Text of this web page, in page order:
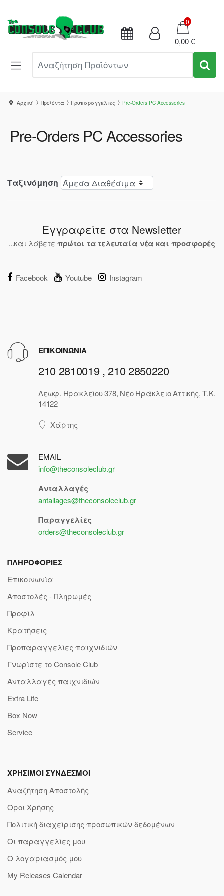
Καλάθι
0
0,00 €
Αρχική Προϊόντα Προπαραγγελίες Pre-Orders PC Accessories
Pre-Orders PC Accessories
Ταξινόμηση
Εγγραφείτε στα Newsletter
...και λάβετε πρώτοι τα τελευταία νέα και προσφορές
Facebook Youtube Instagram
ΕΠΙΚΟΙΝΩΝΙΑ
210 2810019 , 210 2850220
Λεωφ. Ηρακλείου 378, Νέο Ηράκλειο Αττικής, Τ.Κ.
14122
Χάρτης
EMAIL
info@theconsoleclub.gr
Ανταλλαγές
antallages@theconsoleclub.gr
Παραγγελίες
orders@theconsoleclub.gr
ΠΛΗΡΟΦΟΡΙΕΣ
Επικοινωνία
Αποστολές - Πληρωμές
Προφίλ
Κρατήσεις
Προπαραγγελίες παιχνιδιών
Γνωρίστε το Console Club
Ανταλλαγές παιχνιδιών
Extra Life
Box Now
Service
ΧΡΗΣΙΜΟΙ ΣΥΝΔΕΣΜΟΙ
Αναζήτηση Αποστολής
Όροι Χρήσης
Πολιτική διαχείρισης προσωπικών δεδομένων
Οι παραγγελίες μου
Ο λογαριασμός μου
My Releases Calendar